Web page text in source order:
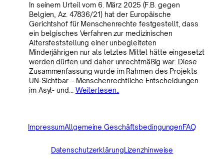
In seinem Urteil vom 6. März 2025 (F.B. gegen
Belgien, Az. 47836/21) hat der Europäische
Gerichtshof für Menschenrechte festgestellt, dass
ein belgisches Verfahren zur medizinischen
Altersfeststellung einer unbegleiteten
Minderjährigen nur als letztes Mittel hätte eingesetzt
werden dürfen und daher unrechtmäßig war. Diese
Zusammenfassung wurde im Rahmen des Projekts
UN-Sichtbar – Menschenrechtliche Entscheidungen
im Asyl- und… Weiterlesen..
ImpressumAllgemeine GeschäftsbedingungenFAQ
DatenschutzerklärungLizenzhinweise